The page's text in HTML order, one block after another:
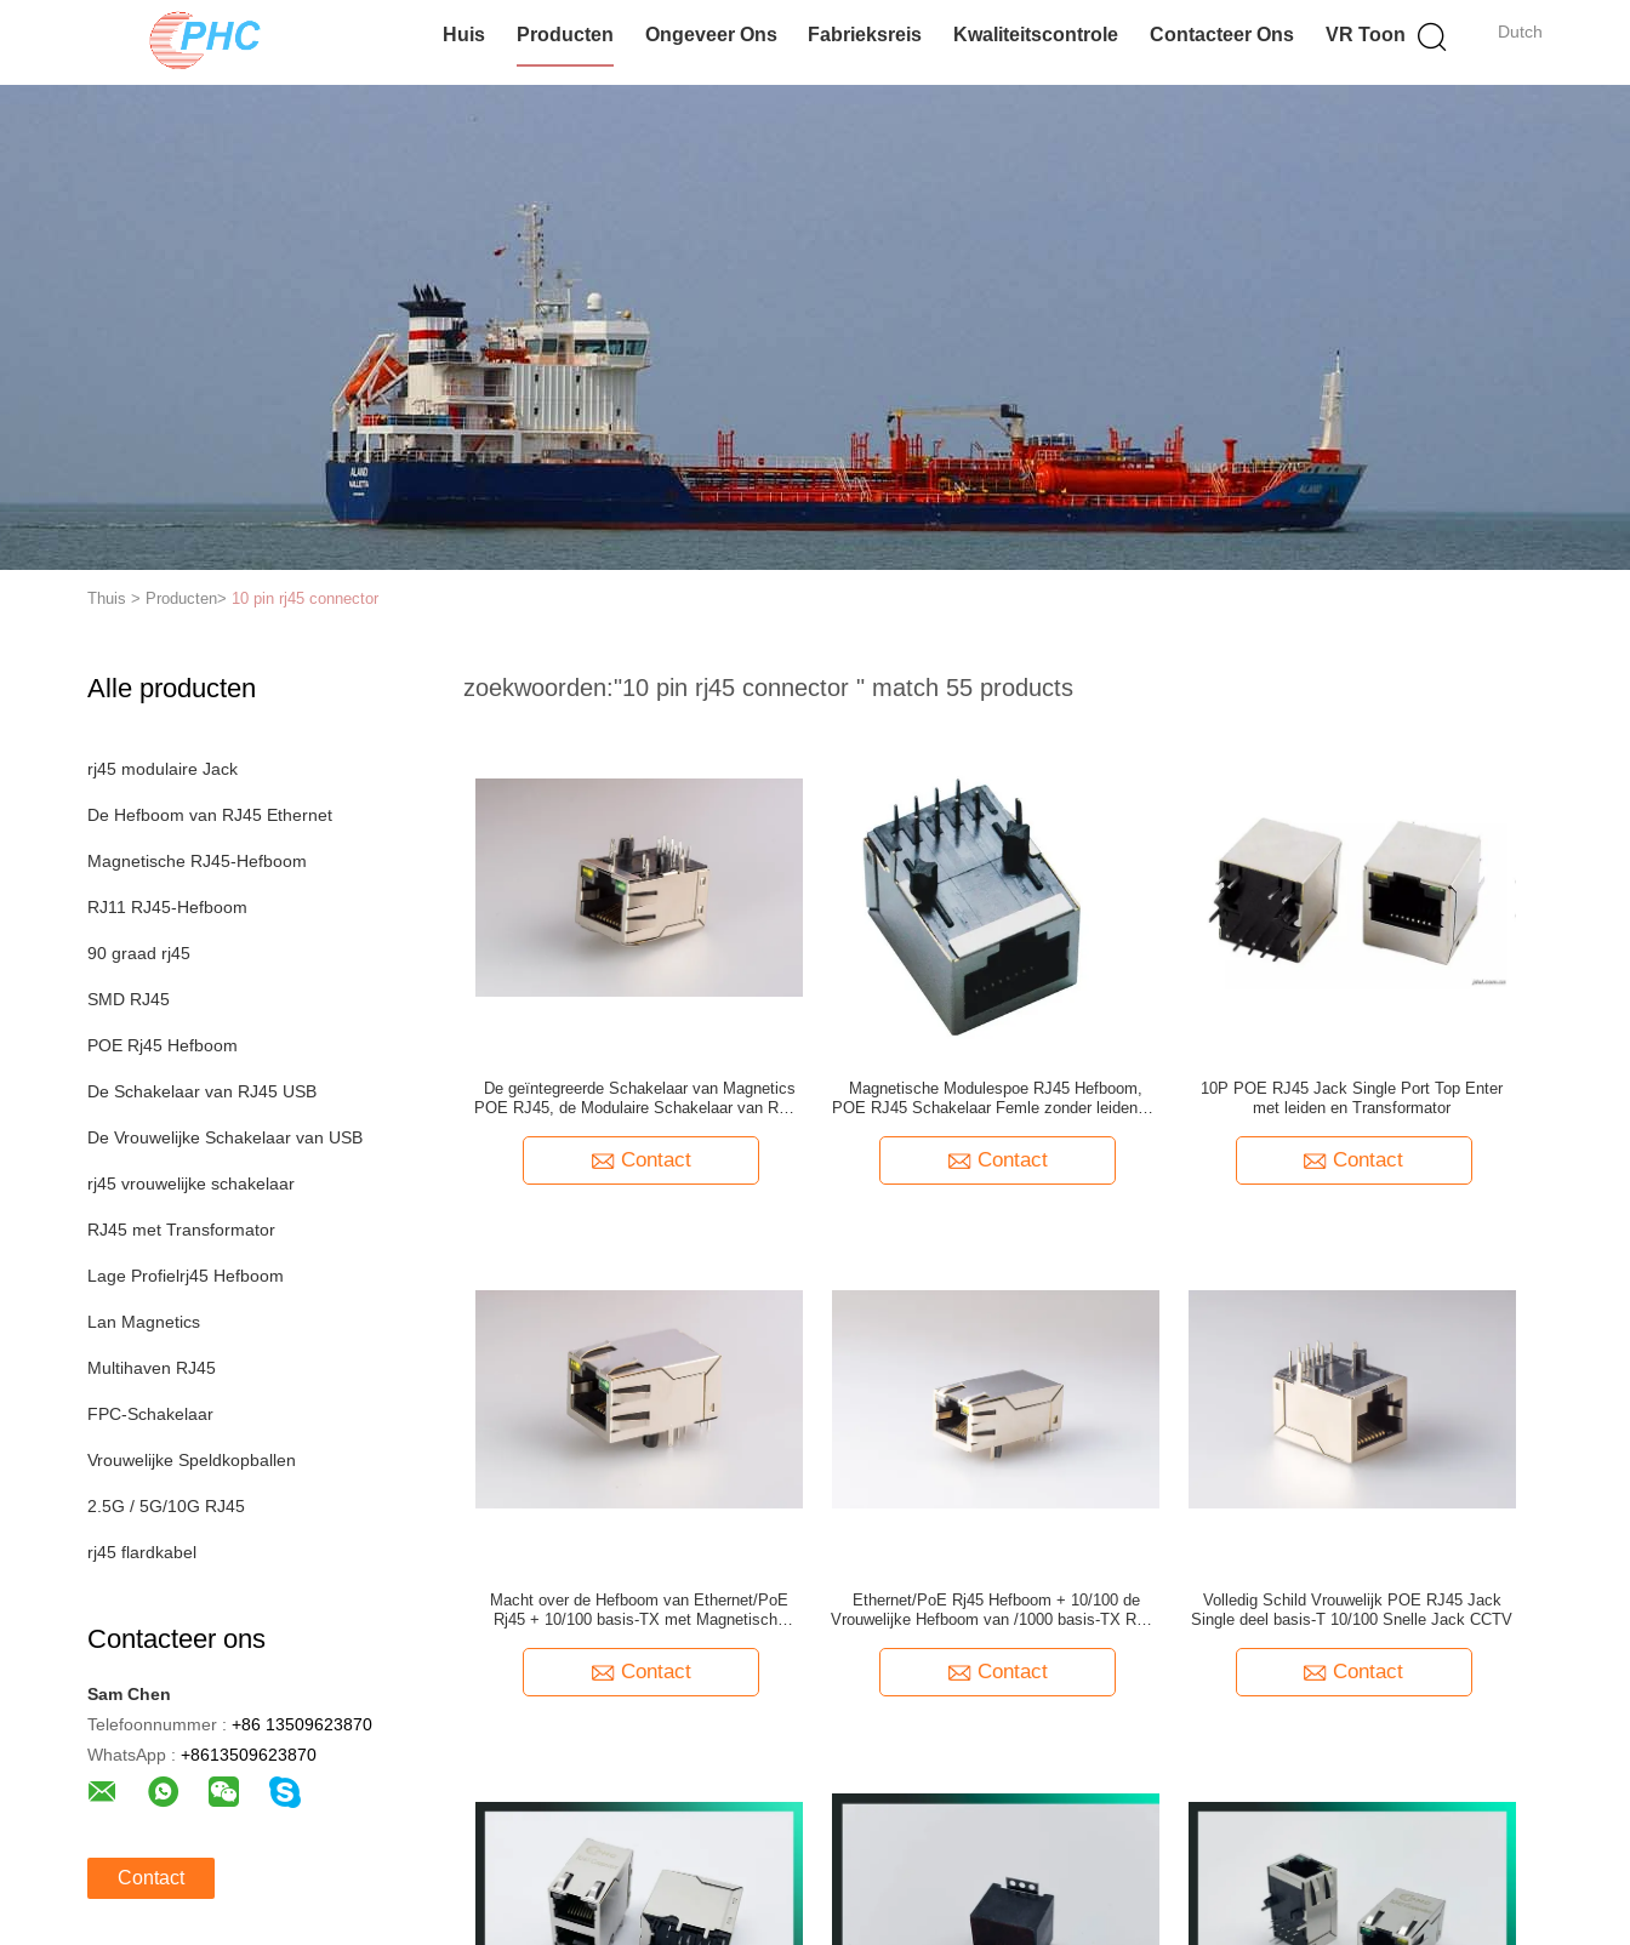
Dutch
Huis Producten Ongeveer Ons Fabrieksreis Kwaliteitscontrole Contacteer Ons VR Toon
Thuis > Producten> 10 pin rj45 connector
Alle producten
rj45 modulaire Jack
De Hefboom van RJ45 Ethernet
Magnetische RJ45-Hefboom
RJ11 RJ45-Hefboom
90 graad rj45
SMD RJ45
POE Rj45 Hefboom
De Schakelaar van RJ45 USB
De Vrouwelijke Schakelaar van USB
rj45 vrouwelijke schakelaar
RJ45 met Transformator
Lage Profielrj45 Hefboom
Lan Magnetics
Multihaven RJ45
FPC-Schakelaar
Vrouwelijke Speldkopballen
2.5G / 5G/10G RJ45
rj45 flardkabel
Contacteer ons
Sam Chen
Telefoonnummer : +86 13509623870
WhatsApp : +8613509623870
Contact
zoekwoorden:"10 pin rj45 connector " match 55 products
De geïntegreerde Schakelaar van Magnetics
POE RJ45, de Modulaire Schakelaar van RJ45
Contact
Magnetische Modulespoe RJ45 Hefboom,
POE RJ45 Schakelaar Femle zonder leiden en
Contact
10P POE RJ45 Jack Single Port Top Enter
met leiden en Transformator
Contact
Macht over de Hefboom van Ethernet/PoE
Rj45 + 10/100 basis-TX met Magnetische
Contact
Ethernet/PoE Rj45 Hefboom + 10/100 de
Vrouwelijke Hefboom van /1000 basis-TX RJ45
Contact
Volledig Schild Vrouwelijk POE RJ45 Jack
Single deel basis-T 10/100 Snelle Jack CCTV
Contact